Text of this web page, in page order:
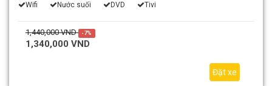
Wifi Nước suối DVD Tivi
1,440,000 VND -7%
1,340,000 VND
Đặt xe